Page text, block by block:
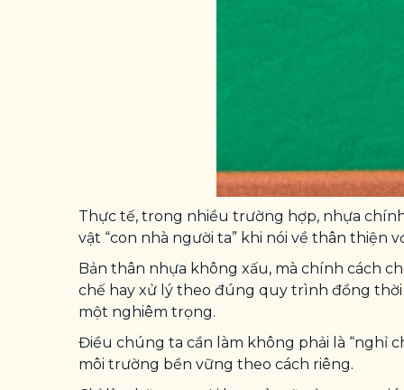
Thực tế, trong nhiều trường hợp, nhựa chính
vật “con nhà người ta” khi nói về thân thiện
Bản thân nhựa không xấu, mà chính cách
chế hay xử lý theo đúng quy trình đồng thời
một nghiêm trọng.
Điều chúng ta cần làm không phải là “nghỉ
môi trường bền vững theo cách riêng.